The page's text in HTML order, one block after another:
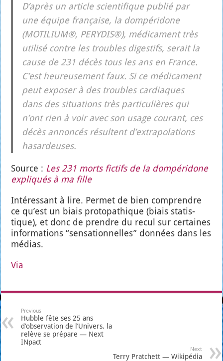
D’a­près un article scien­ti­fique publié par
une équipe fran­çaise, la dom­pé­ri­done
(MOTILIUM®, PERYDIS®), médi­ca­ment très
uti­li­sé contre les troubles diges­tifs, serait la
cause de 231 décès tous les ans en France.
C’est heu­reu­se­ment faux. Si ce médi­ca­ment
peut expo­ser à des troubles car­diaques
dans des situa­tions très par­ti­cu­lières qui
n’ont rien à voir avec son usage cou­rant, ces
décès annon­cés résultent d’ex­tra­po­la­tions
hasar­deuses.
Source : Les 231 morts fic­tifs de la dom­pé­ri­done
expli­qués à ma fille
Inté­res­sant à lire. Per­met de bien com­prendre
ce qu’est un biais pro­to­pa­thique (biais sta­tis­
tique), et donc de prendre du recul sur cer­taines
infor­ma­tions “sen­sa­tion­nelles” don­nées dans les
médias.
Via
Previous
Hubble fête ses 25 ans
d’observation de l’Univers, la
relève se prépare — Next
INpact
Next
Terry Pratchett — Wikipédia